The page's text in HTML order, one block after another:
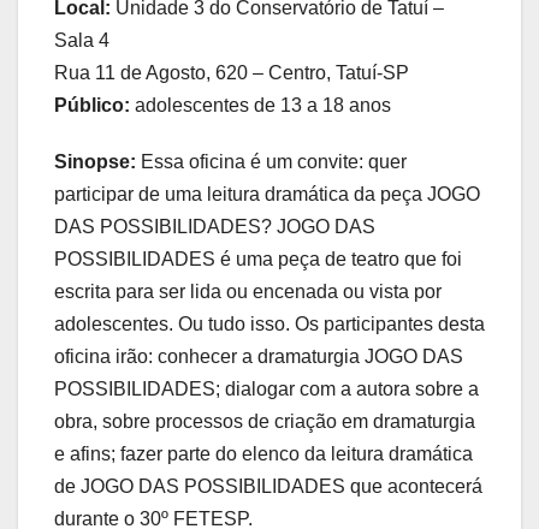
Local: Unidade 3 do Conservatório de Tatuí –
Sala 4
Rua 11 de Agosto, 620 – Centro, Tatuí-SP
Público: adolescentes de 13 a 18 anos
Sinopse: Essa oficina é um convite: quer
participar de uma leitura dramática da peça JOGO
DAS POSSIBILIDADES? JOGO DAS
POSSIBILIDADES é uma peça de teatro que foi
escrita para ser lida ou encenada ou vista por
adolescentes. Ou tudo isso. Os participantes desta
oficina irão: conhecer a dramaturgia JOGO DAS
POSSIBILIDADES; dialogar com a autora sobre a
obra, sobre processos de criação em dramaturgia
e afins; fazer parte do elenco da leitura dramática
de JOGO DAS POSSIBILIDADES que acontecerá
durante o 30º FETESP.